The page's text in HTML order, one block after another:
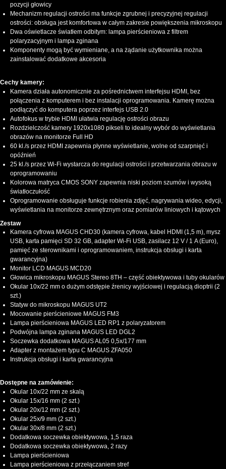
pozycji głowicy
Mechanizm regulacji ostrości ma funkcje zgrubnej i precyzyjnej regulacji
ostrości: obsługa jest komfortowa w całym zakresie powiększenia mikroskopu
Dwa oświetlacze światłem odbitym: lampa pierścieniowa z filtrem
polaryzacyjnym i lampa zginana
Komponenty mogą być wymieniane, a na żądanie użytkownika można
zainstalować dodatkowe akcesoria
Cechy kamery:
Kamera działa autonomicznie za pośrednictwem interfejsu HDMI, bez
połączenia z komputerem i bez instalacji oprogramowania. Kamerę można
podłączyć do komputera poprzez interfejs USB 2.0
Autofokus w trybie HDMI ułatwia regulację ostrości obrazu
Rozdzielczość kamery 1920x1080 pikseli to idealny wybór do wyświetlania
obrazów na monitorze Full HD
60 kl./s przez HDMI zapewnia płynne wyświetlanie, wolne od szarpnięć i
opóźnień
25 kl./s przez Wi-Fi wystarcza do regulacji ostrości i przetwarzania obrazu w
oprogramowaniu
Kolorowa matryca CMOS SONY zapewnia niski poziom szumów i wysoką
światłoczułość
Oprogramowanie obsługuje funkcje robienia zdjęć, nagrywania wideo, edycji,
wyświetlania na monitorze zewnętrznym oraz pomiarów liniowych i kątowych
Zestaw
Kamera cyfrowa MAGUS CHD30 (kamera cyfrowa, kabel HDMI (1,5 m), mysz
USB, karta pamięci SD 32 GB, adapter Wi-Fi USB, zasilacz 12 V / 1 A (Euro),
pamięć ze sterownikami i oprogramowaniem, instrukcja obsługi i karta
gwarancyjna)
Monitor LCD MAGUS MCD20
Głowica mikroskopu MAGUS Stereo 8TH – część obiektywowa i tuby okularów
Okular 10х/22 mm o dużym odstępie źrenicy wyjściowej i regulacją dioptrii (2
szt.)
Statyw do mikroskopu MAGUS UT2
Mocowanie pierścieniowe MAGUS FM3
Lampa pierścieniowa MAGUS LED RP1 z polaryzatorem
Podwójna lampa zginana MAGUS LED DGL2
Soczewka dodatkowa MAGUS AL05 0,5х/177 mm
Adapter z montażem typu C MAGUS ZFA050
Instrukcja obsługi i karta gwarancyjna
Dostępne na zamówienie:
Okular 10x/22 mm ze skalą
Okular 15x/16 mm (2 szt.)
Okular 20x/12 mm (2 szt.)
Okular 25x/9 mm (2 szt.)
Okular 30x/8 mm (2 szt.)
Dodatkowa soczewka obiektywowa, 1,5 raza
Dodatkowa soczewka obiektywowa, 2 razy
Lampa pierścieniowa
Lampa pierścieniowa z przełączaniem stref